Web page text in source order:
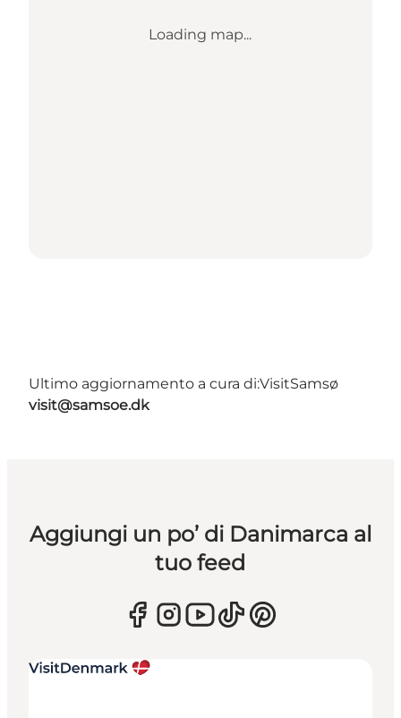
Loading map...
Ultimo aggiornamento a cura di:VisitSamsø
visit@samsoe.dk
Aggiungi un po’ di Danimarca al
tuo feed